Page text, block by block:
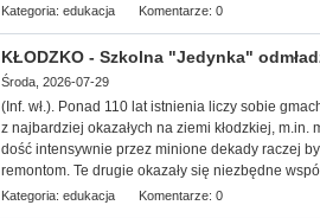
Kategoria: edukacja Komentarze: 0
KŁODZKO - Szkolna "Jedynka"
Środa, 2026-07-29
(Inf. wł.). Ponad 110 l at istnienia liczy sobie
z najbardziej okazałych na ziemi kłodzkiej,
dość intensywnie przez minione dekady raczej
remontom. Te drugie okazały się niezbędne
Kategoria: edukacja Komentarze: 0